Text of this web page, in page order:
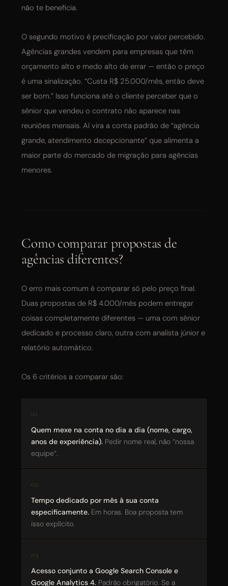
não te beneficia.
O segundo motivo é precificação por valor percebido.
Agências grandes vendem para empresas que têm
orçamento alto e medo alto de errar — então o preço
é uma sinalização. “Custa R$ 25.000/mês, então deve
ser bom.” Isso funciona até o cliente perceber que o
sênior que vendeu o contrato não aparece nas
reuniões mensais. Aí vira a conta padrão de “agência
grande, atendimento decepcionante” que alimenta a
maior parte do mercado de migração para agências
menores.
Como comparar propostas de
agências diferentes?
O erro mais comum é comparar só pelo preço final.
Duas propostas de R$ 4.000/mês podem entregar
coisas completamente diferentes — uma com sênior
dedicado e processo claro, outra com analista júnior e
relatório automático.
Os 6 critérios a comparar são:
Quem mexe na conta no dia a dia (nome, cargo,
anos de experiência).Pedir nome real, não “nossa
equipe”.
Tempo dedicado por mês à sua conta
especificamente.Em horas. Boa proposta tem
isso explícito.
Acesso conjunto a Google Search Console e
Google Analytics 4.Padrão obrigatório. Se a